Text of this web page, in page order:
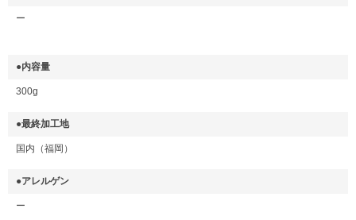
ー
●内容量
300g
●最終加工地
国内（福岡）
●アレルゲン
ー